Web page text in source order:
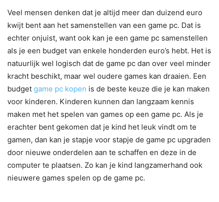
Veel mensen denken dat je altijd meer dan duizend euro
kwijt bent aan het samenstellen van een game pc. Dat is
echter onjuist, want ook kan je een game pc samenstellen
als je een budget van enkele honderden euro’s hebt. Het is
natuurlijk wel logisch dat de game pc dan over veel minder
kracht beschikt, maar wel oudere games kan draaien. Een
budget game pc kopen is de beste keuze die je kan maken
voor kinderen. Kinderen kunnen dan langzaam kennis
maken met het spelen van games op een game pc. Als je
erachter bent gekomen dat je kind het leuk vindt om te
gamen, dan kan je stapje voor stapje de game pc upgraden
door nieuwe onderdelen aan te schaffen en deze in de
computer te plaatsen. Zo kan je kind langzamerhand ook
nieuwere games spelen op de game pc.